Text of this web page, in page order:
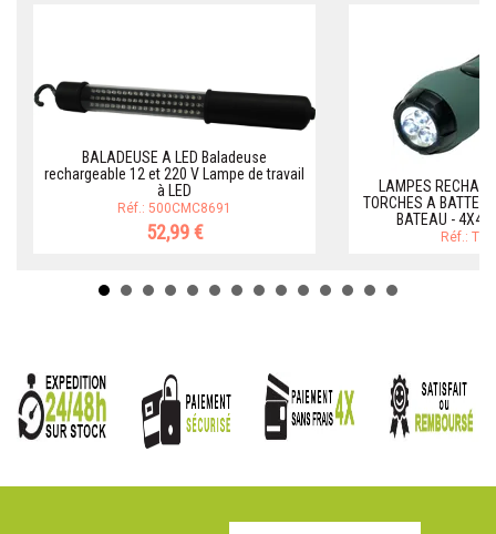
BALADEUSE A LED Baladeuse
rechargeable 12 et 220 V Lampe de travail
à LED
Réf.: 500CMC8691
52,99 €
LAMPES
TORCHES A
BATEAU - 4X4 -
Réf.: